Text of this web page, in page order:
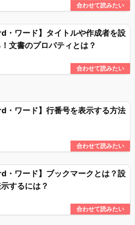
・ワード】タイトルや作成者を設
文書のプロパティとは？
・ワード】行番号を表示する方法
・ワード】ブックマークとは？設
するには？